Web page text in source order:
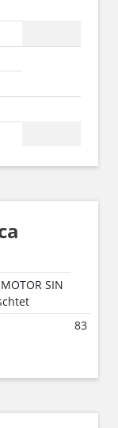
SIN
83